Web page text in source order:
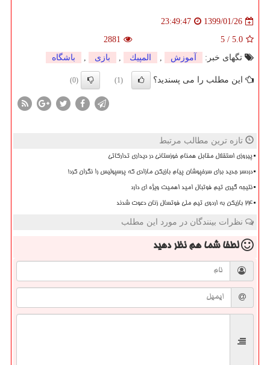
1399/01/26
23:49:47
5.0
/
5
2881
تگهای خبر:
آموزش , المپیك , بازی , باشگاه
این مطلب را می پسندید؟ (1)
(0)
تازه ترین مطالب مرتبط
پیروزی استقلال مقابل همنام خوزستانی در دیداری تدارکاتی
دردسر جدید برای سرخپوشان پیام بازیکن مازادی که پرسپولیس را نگران کرد!
نتیجه گیری تیم فوتبال امید اهمیت ویژه ای دارد
۲۴ بازیکن به اردوی تیم ملی فوتسال زنان دعوت شدند
نظرات بینندگان در مورد این مطلب
لطفا شما همنظر دهید